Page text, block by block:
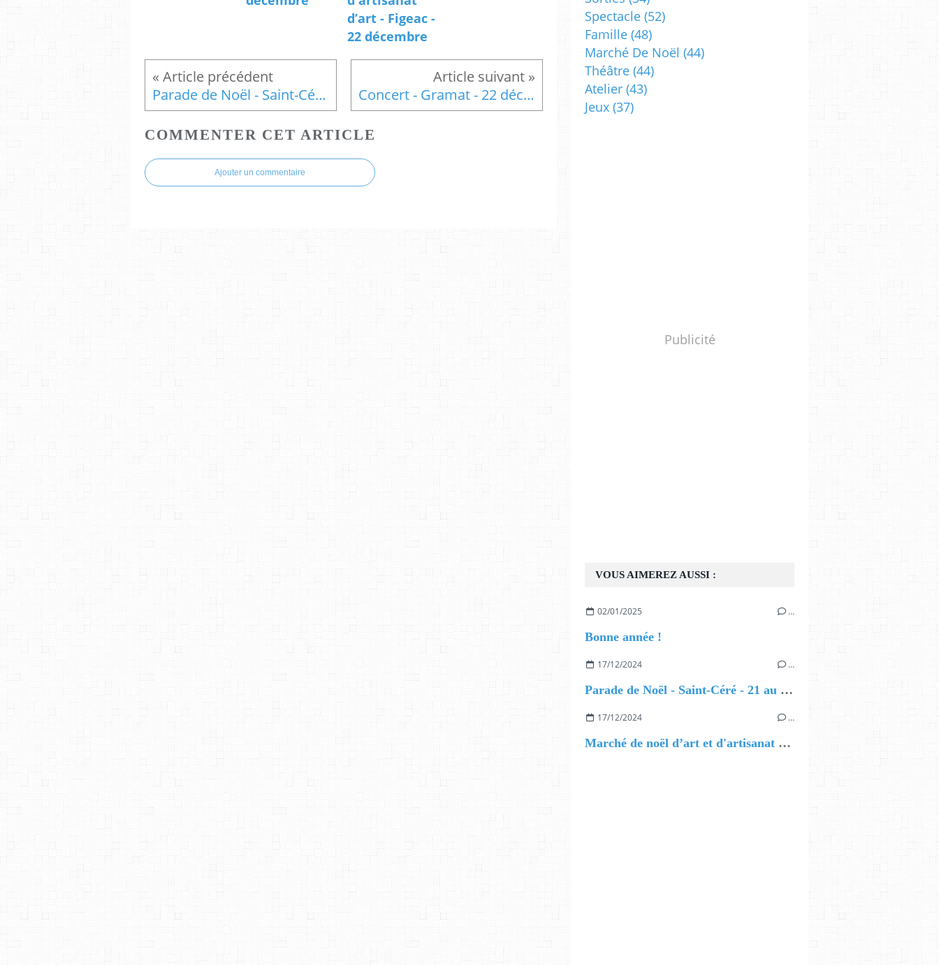
d’art - Figeac -
22 décembre
Parade de Noël - Saint-Céré - 21 au 27 décembre Concert - Gramat - 22 décembre
COMMENTER CET ARTICLE
Ajouter un commentaire
Publicité
VOUS AIMEREZ AUSSI :
02/01/2025 …
Bonne année !
17/12/2024 …
Parade de Noël - Saint-Céré - 21 au 27 décembre
17/12/2024 …
Marché de noël d’art et d'artisanat d’art - Figeac - 22 décembre
Spectacle (52)
Famille (48)
Marché De Noël (44)
Théâtre (44)
Atelier (43)
Jeux (37)